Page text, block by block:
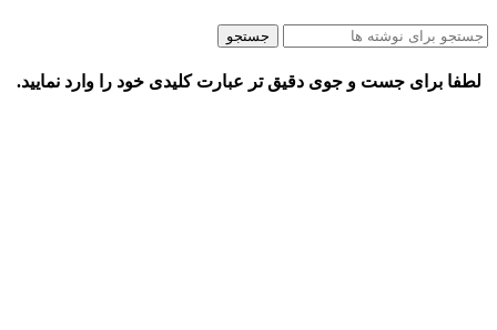
جستجو
لطفا برای جست و جوی دقیق تر عبارت کلیدی خود را وارد نمایید.